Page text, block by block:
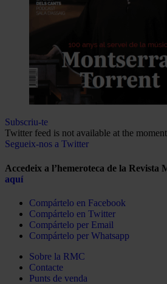
Subscriu-te
Twitter feed is not available at the
Segueix-nos a Twitter
Accedeix a l’hemeroteca de la Revista
aquí
Compártelo en Facebook
Compártelo en Twitter
Compártelo per Email
Compártelo per Whatsapp
Sobre la RMC
Contacte
Punts de venda